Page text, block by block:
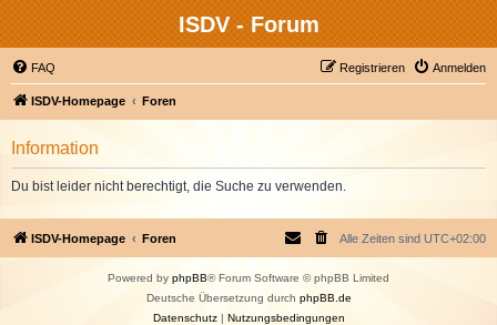
ISDV - Forum
FAQ Anmelden
Registrieren
ISDV-Homepage Foren
Information
Du bist leider nicht berechtigt, die Suche zu verwenden.
ISDV-Homepage Foren Alle Zeiten sind UTC+02:00
Powered by phpBB® Forum Software © phpBB Limited
Deutsche Übersetzung durch phpBB.de
Datenschutz| Nutzungsbedingungen